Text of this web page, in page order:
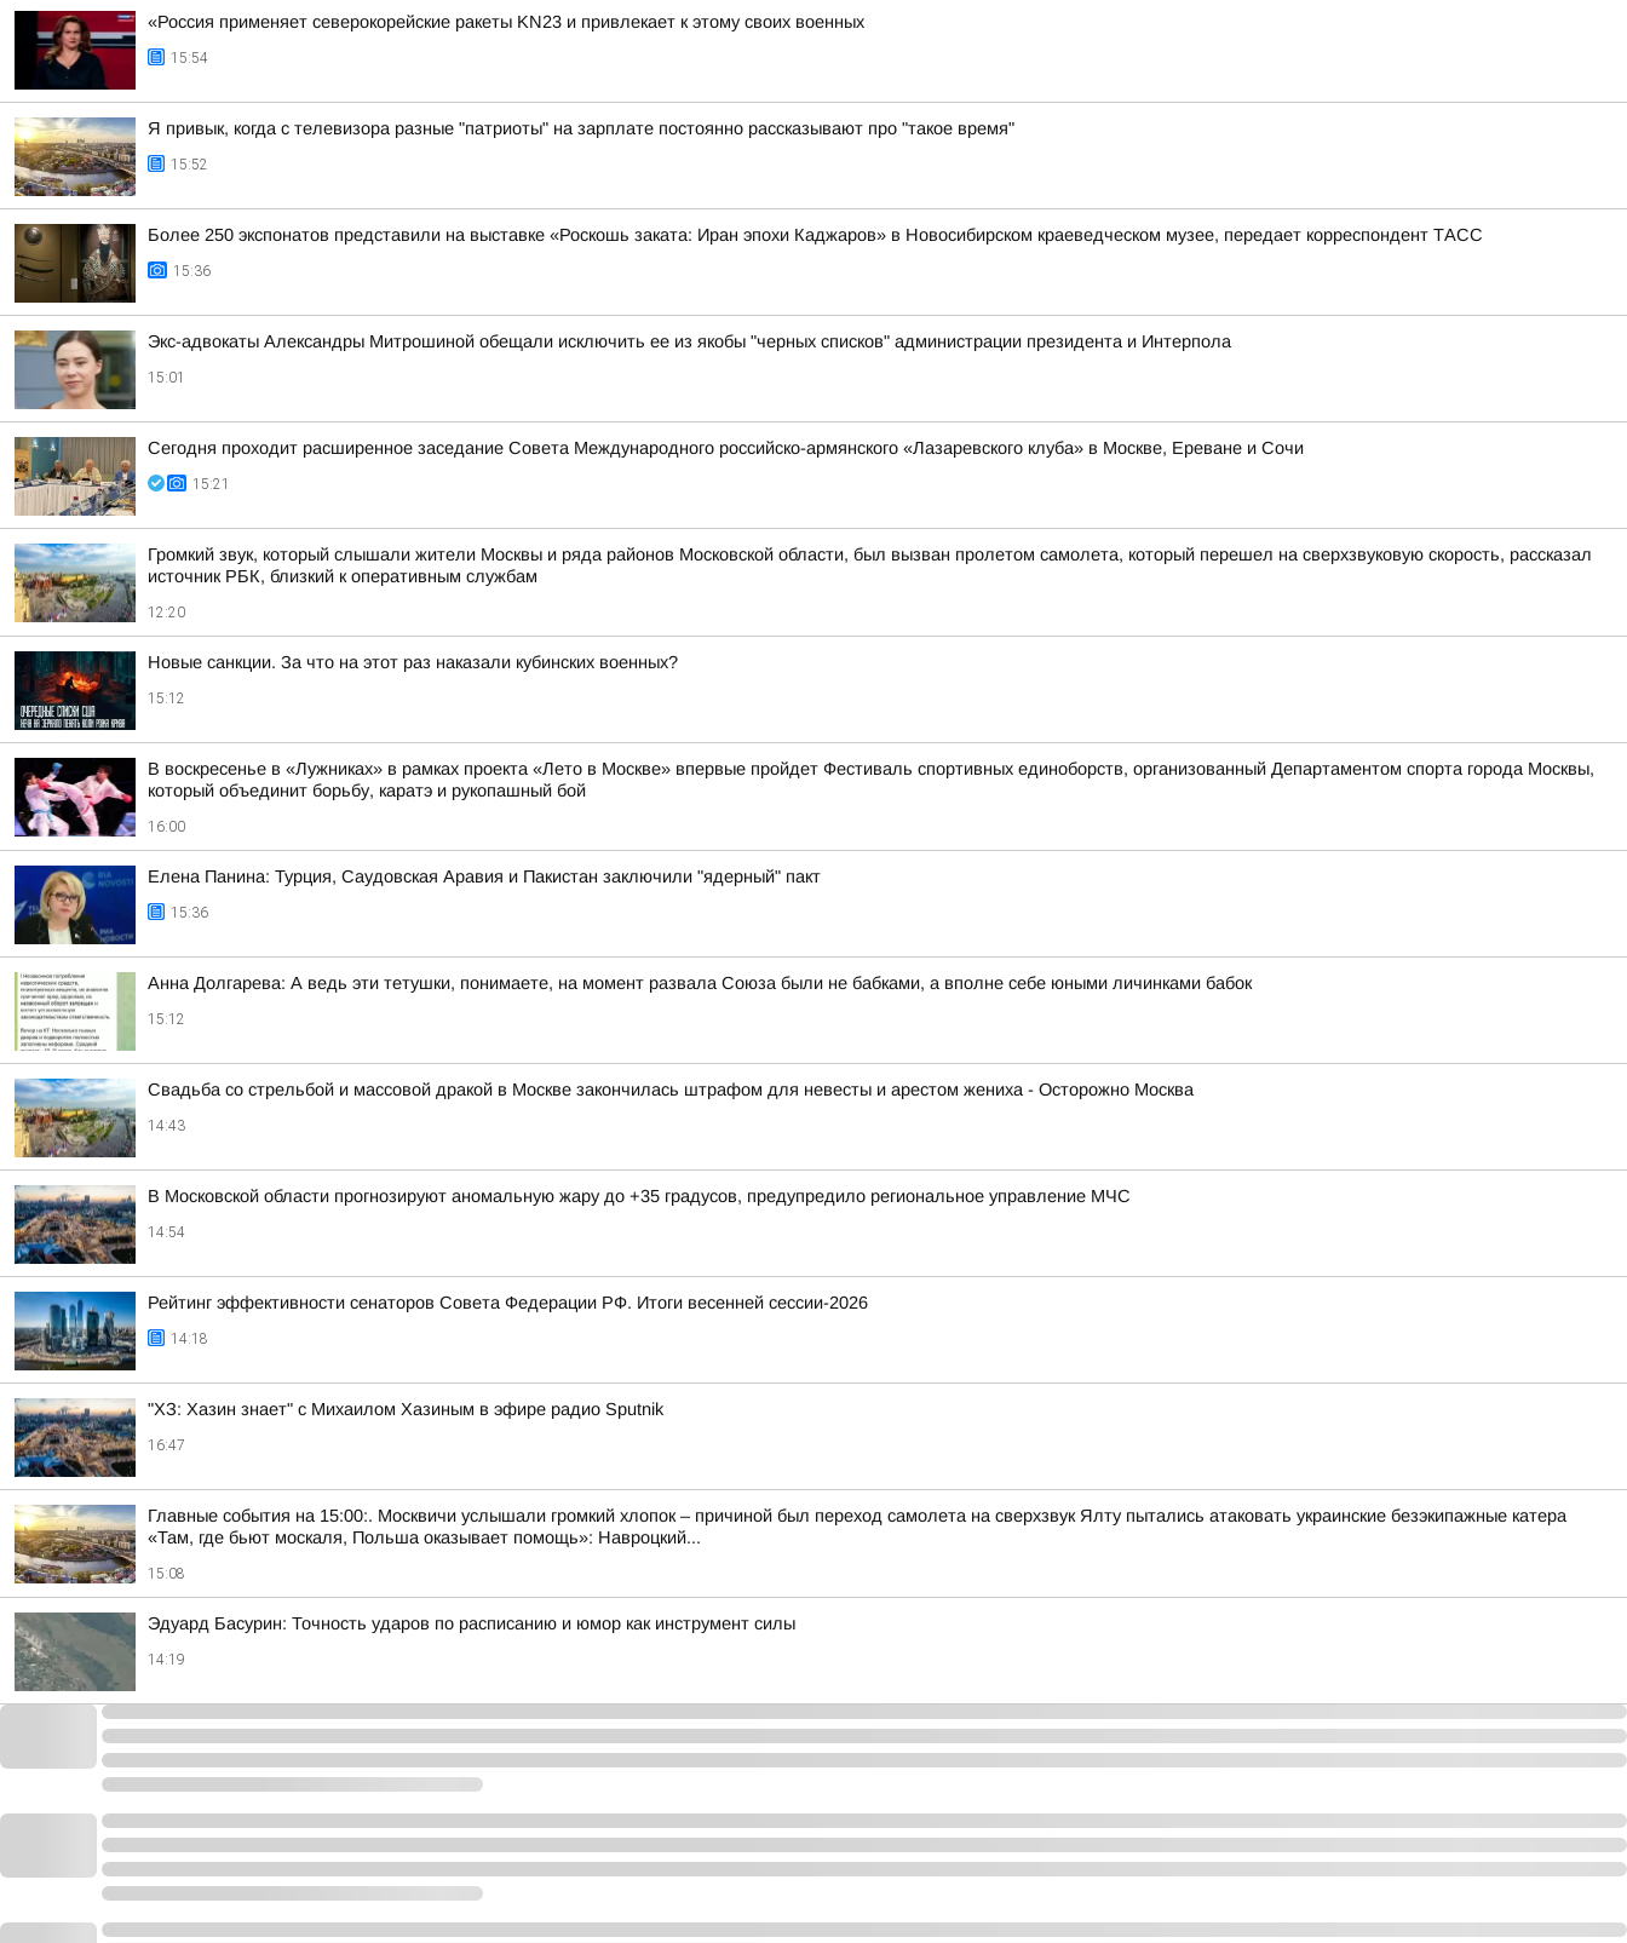
«Россия применяет северокорейские ракеты KN23 и привлекает к этому своих военных
15:54
Я привык, когда с телевизора разные "патриоты" на зарплате постоянно рассказывают про "такое время"
15:52
Более 250 экспонатов представили на выставке «Роскошь заката: Иран эпохи Каджаров» в Новосибирском краеведческом музее, передает корреспондент ТАСС
15:36
Экс-адвокаты Александры Митрошиной обещали исключить ее из якобы "черных списков" администрации президента и Интерпола
15:01
Сегодня проходит расширенное заседание Совета Международного российско-армянского «Лазаревского клуба» в Москве, Ереване и Сочи
15:21
Громкий звук, который слышали жители Москвы и ряда районов Московской области, был вызван пролетом самолета, который перешел на сверхзвуковую скорость, рассказал
источник РБК, близкий к оперативным службам
12:20
Новые санкции. За что на этот раз наказали кубинских военных?
15:12
В воскресенье в «Лужниках» в рамках проекта «Лето в Москве» впервые пройдет Фестиваль спортивных единоборств, организованный Департаментом спорта города Москвы,
который объединит борьбу, каратэ и рукопашный бой
16:00
Елена Панина: Турция, Саудовская Аравия и Пакистан заключили "ядерный" пакт
15:36
Анна Долгарева: А ведь эти тетушки, понимаете, на момент развала Союза были не бабками, а вполне себе юными личинками бабок
15:12
Свадьба со стрельбой и массовой дракой в Москве закончилась штрафом для невесты и арестом жениха - Осторожно Москва
14:43
В Московской области прогнозируют аномальную жару до +35 градусов, предупредило региональное управление МЧС
14:54
Рейтинг эффективности сенаторов Совета Федерации РФ. Итоги весенней сессии-2026
14:18
"ХЗ: Хазин знает" с Михаилом Хазиным в эфире радио Sputnik
16:47
Главные события на 15:00:. Москвичи услышали громкий хлопок – причиной был переход самолета на сверхзвук Ялту пытались атаковать украинские безэкипажные катера
«Там, где бьют москаля, Польша оказывает помощь»: Навроцкий...
15:08
Эдуард Басурин: Точность ударов по расписанию и юмор как инструмент силы
14:19